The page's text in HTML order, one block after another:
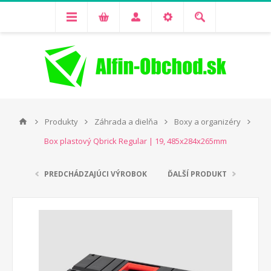
Produkty Záhrada a dielňa
Boxy a organizéry
Box plastový Qbrick Regular | 19, 485x284x265mm
PREDCHÁDZAJÚCI VÝROBOK ĎALŠÍ PRODUKT